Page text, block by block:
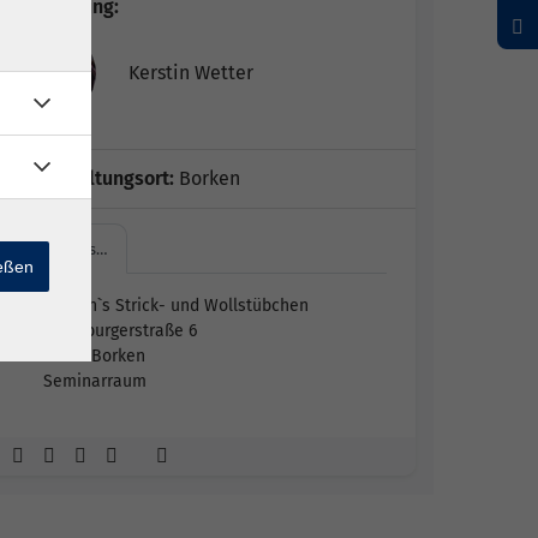
Kursleitung:
Kerstin Wetter
Veranstaltungsort: Borken
Kerstin`s…
Kerstin`s Strick- und Wollstübchen
Kalbsburgerstraße 6
34582 Borken
Seminarraum